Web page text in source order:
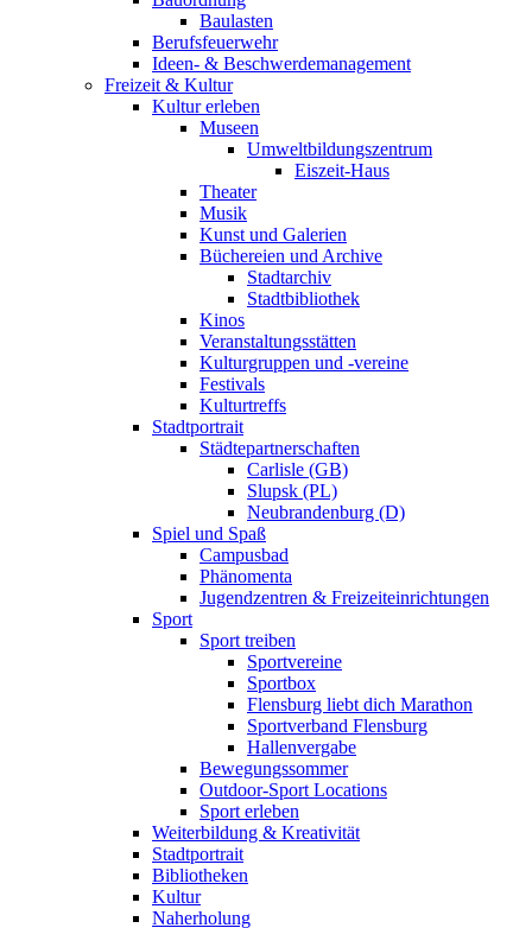
Baulasten
Berufsfeuerwehr
Ideen- & Beschwerdemanagement
Freizeit & Kultur
Kultur erleben
Museen
Umweltbildungszentrum
Eiszeit-Haus
Theater
Musik
Kunst und Galerien
Büchereien und Archive
Stadtarchiv
Stadtbibliothek
Kinos
Veranstaltungsstätten
Kulturgruppen und -vereine
Festivals
Kulturtreffs
Stadtportrait
Städtepartnerschaften
Carlisle (GB)
Slupsk (PL)
Neubrandenburg (D)
Spiel und Spaß
Campusbad
Phänomenta
Jugendzentren & Freizeiteinrichtungen
Sport
Sport treiben
Sportvereine
Sportbox
Flensburg liebt dich Marathon
Sportverband Flensburg
Hallenvergabe
Bewegungssommer
Outdoor-Sport Locations
Sport erleben
Weiterbildung & Kreativität
Stadtportrait
Bibliotheken
Kultur
Naherholung